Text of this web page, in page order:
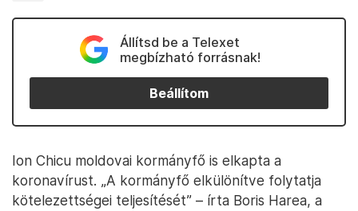
Állítsd be a Telexet
megbízható forrásnak!
Beállítom
Ion Chicu moldovai kormányfő is elkapta a
koronavírust. „A kormányfő elkülönítve folytatja
kötelezettségei teljesítését” – írta Boris Harea, a